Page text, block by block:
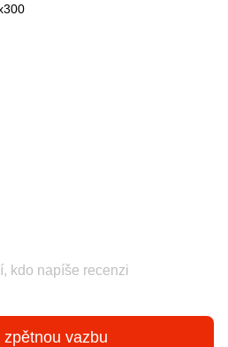
kdo napíše recenzi
zpětnou vazbu